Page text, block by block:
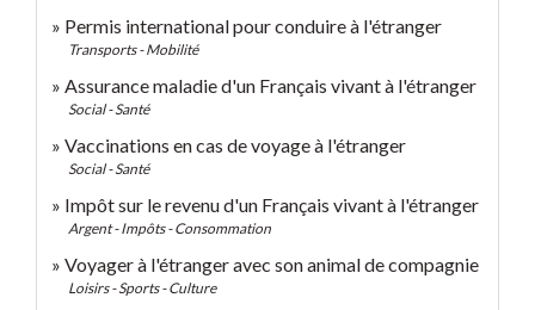
Permis international pour conduire à l'étranger
Transports - Mobilité
Assurance maladie d'un Français vivant à l'étranger
Social - Santé
Vaccinations en cas de voyage à l'étranger
Social - Santé
Impôt sur le revenu d'un Français vivant à l'étranger
Argent - Impôts - Consommation
Voyager à l'étranger avec son animal de compagnie
Loisirs - Sports - Culture